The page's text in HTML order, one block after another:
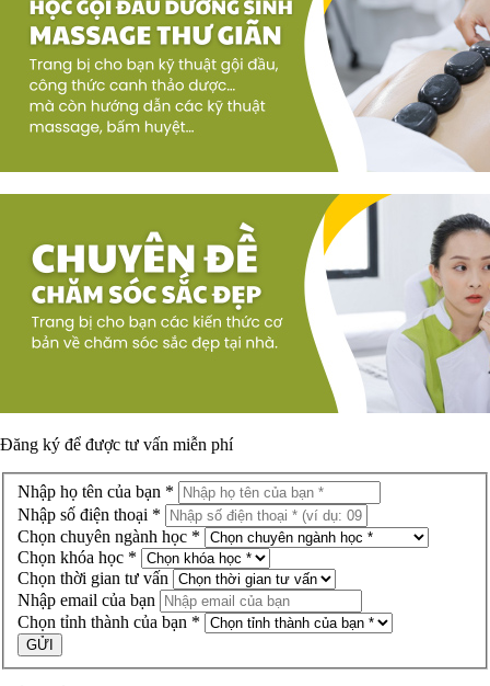
Đăng ký để được tư vấn miễn phí
Nhập họ tên của bạn *
Nhập số điện thoại *
Chọn chuyên ngành học *
Chọn khóa học *
Chọn thời gian tư vấn
Nhập email của bạn
Chọn tỉnh thành của bạn *